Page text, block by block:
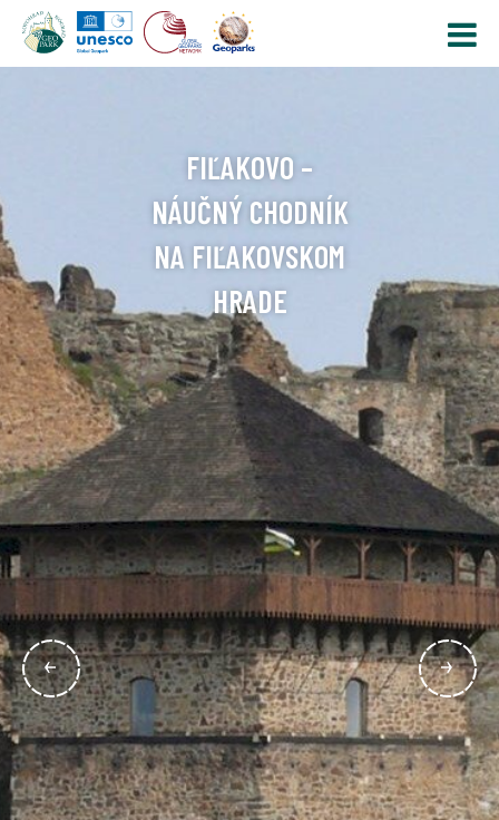
FIĽAKOVO –
NÁUČNÝ CHODNÍK
NA FIĽAKOVSKOM
HRADE